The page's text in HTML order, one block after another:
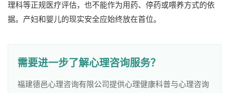
理科等正规医疗评估，也不能作为用药、停药或喂养方式的依
据。产妇和婴儿的现实安全应始终放在首位。
需要进一步了解心理咨询服务？
福建德邑心理咨询有限公司提供心理健康科普与心理咨询